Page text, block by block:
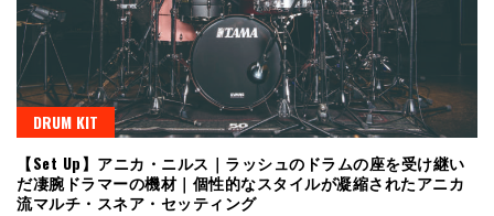
DRUM KIT
【Set Up】アニカ・ニルス｜ラッシュのドラムの座を受け継い
だ凄腕ドラマーの機材｜個性的なスタイルが凝縮されたアニカ
流マルチ・スネア・セッティング